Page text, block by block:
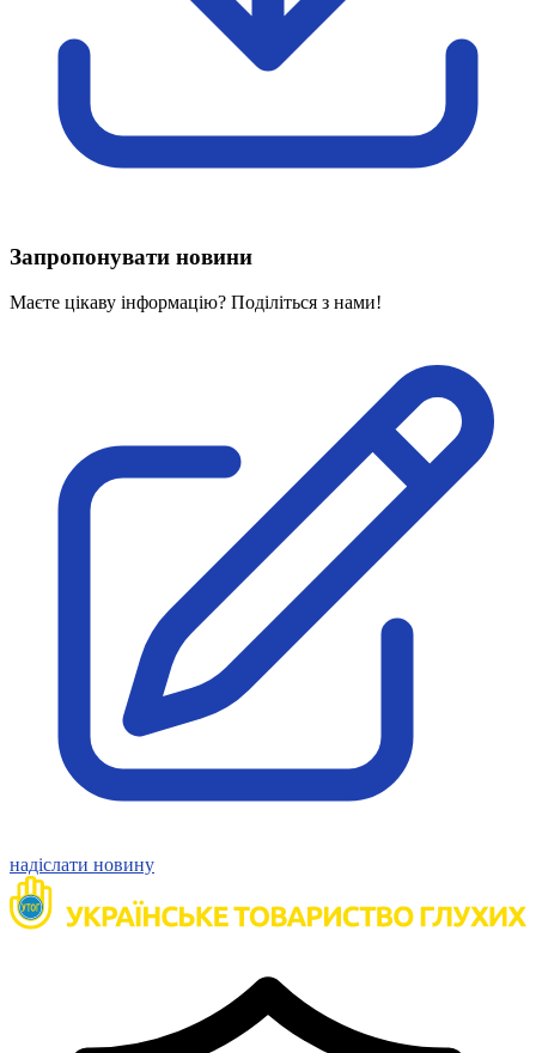
Харківська область
Херсонська область
Хмельницька область
Вивчаємо жестову мову
Дитяча сторінка
Новини про жестову мову
Проєкт "Жестова мова для поліцейських"
На допомогу військовим
Медична термінологія жестовою мовою
Нормативна база УТОГ
Конвенція ООН
Законодавство
Декларації
Документи ВФГ
Міжнародні документи
Запропонувати новини
Маєте цікаву інформацію? Поділіться з нами!
надіслати новину